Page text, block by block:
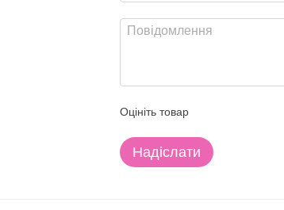
Оцініть товар
Надіслати